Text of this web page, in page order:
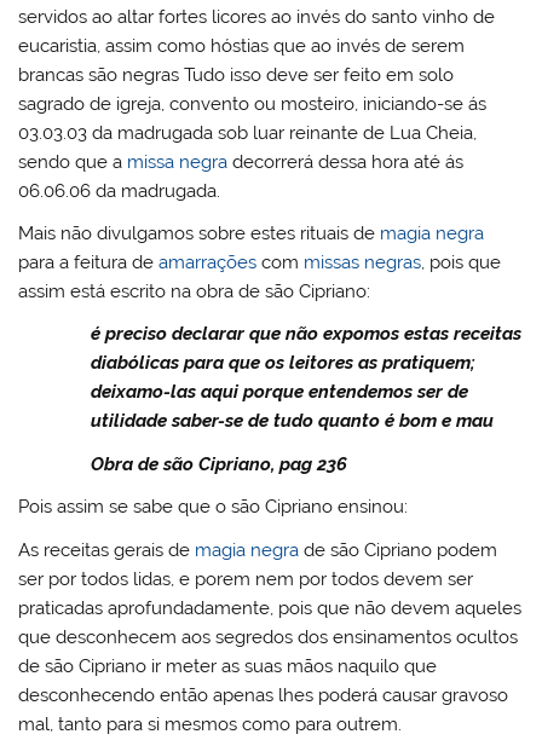
servidos ao altar fortes licores ao invés do santo vinho de
eucaristia, assim como hóstias que ao invés de serem
brancas são negras Tudo isso deve ser feito em solo
sagrado de igreja, convento ou mosteiro, iniciando-se ás
03.03.03 da madrugada sob luar reinante de Lua Cheia,
sendo que a missa negra decorrerá dessa hora até ás
06.06.06 da madrugada.
Mais não divulgamos sobre estes rituais de magia negra
para a feitura deamarrações com missas negras, pois que
assim está escrito na obra de são Cipriano:
é preciso declarar que não expomos estas receitas
diabólicas para que os leitores as pratiquem;
deixamo-las aqui porque entendemos ser de
utilidade saber-se de tudo quanto é bom e mau
Obra de são Cipriano, pag 236
Pois assim se sabe que o são Cipriano ensinou:
As receitas gerais de magia negra de são Cipriano podem
ser por todos lidas, e porem nem por todos devem ser
praticadas aprofundadamente, pois que não devem aqueles
que desconhecem aos segredos dos ensinamentos ocultos
de são Cipriano ir meter as suas mãos naquilo que
desconhecendo então apenas lhes poderá causar gravoso
mal, tanto para si mesmos como para outrem.